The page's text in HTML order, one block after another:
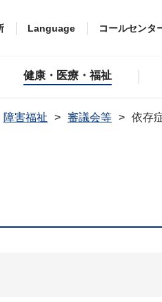
Language コールセンタ
健康・医療・福祉
障害福祉 審議会等 依存